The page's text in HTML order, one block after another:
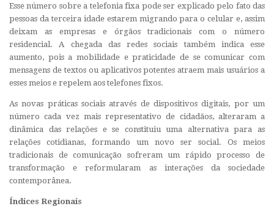
Esse número sobre a telefonia fixa pode ser explicado pelo fato das
pessoas da terceira idade estarem migrando para o celular e, assim
deixam as empresas e órgãos tradicionais com o número
residencial. A chegada das redes sociais também indica esse
aumento, pois a mobilidade e praticidade de se comunicar com
mensagens de textos ou aplicativos potentes atraem mais usuários a
esses meios e repelem aos telefones fixos.
As novas práticas sociais através de dispositivos digitais, por um
número cada vez mais representativo de cidadãos, alteraram a
dinâmica das relações e se constituiu uma alternativa para as
relações cotidianas, formando um novo ser social. Os meios
tradicionais de comunicação sofreram um rápido processo de
transformação e reformularam as interações da sociedade
contemporânea.
Índices Regionais